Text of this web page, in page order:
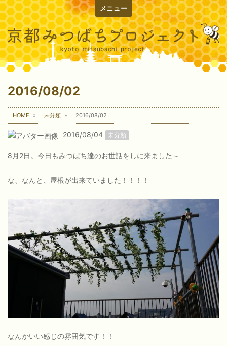
メニュー
2016/08/02
HOME 未分類 2016/08/02
2016/08/04 未分類
8月2日。今日もみつばち達のお世話をしに来ました～
な、なんと、屋根が出来ていました！！！！
なんかいい感じの雰囲気です！！